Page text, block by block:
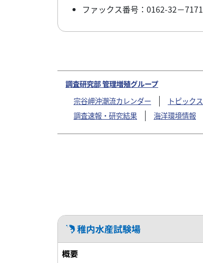
ファックス番号：0162-32－7171
調査研究部 管理増殖グループ
宗谷岬沖潮流カレンダー トピックス
調査速報・研究結果
海洋環境情報
稚内水産試験場
概要